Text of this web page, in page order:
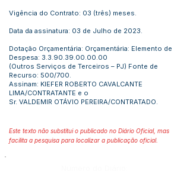
Vigência do Contrato: 03 (três) meses.
Data da assinatura: 03 de Julho de 2023.
Dotação Orçamentária: Orçamentária: Elemento de
Despesa: 3.3.90.39.00.00.00
(Outros Serviços de Terceiros – PJ) Fonte de
Recurso: 500/700.
Assinam: KIEFER ROBERTO CAVALCANTE
LIMA/CONTRATANTE e o
Sr. VALDEMIR OTÁVIO PEREIRA/CONTRATADO.
Este texto não substitui o publicado no Diário Oficial, mas
facilita a pesquisa para localizar a publicação oficial.